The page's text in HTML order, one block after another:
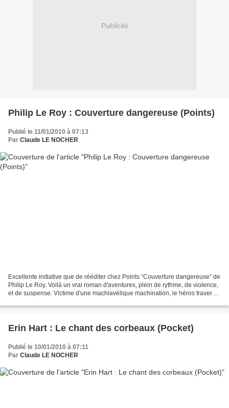
Publicité
Philip Le Roy : Couverture dangereuse (Points)
Publié le 11/01/2010 à 07:13
Par Claude LE NOCHER
Excellente initiative que de rééditer chez Points “Couverture dangereuse” de
Philip Le Roy. Voilà un vrai roman d'aventures, plein de rythme, de violence,
et de suspense. Victime d'une machiavélique machination, le héros traverse
Erin Hart : Le chant des corbeaux (Pocket)
Publié le 10/01/2010 à 07:11
Par Claude LE NOCHER